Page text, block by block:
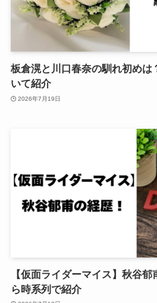
板倉滉と川口春奈の馴れ初めは
いて紹介
2026年7月19日
【仮面ライダーマイス】秋谷
ら時系列で紹介